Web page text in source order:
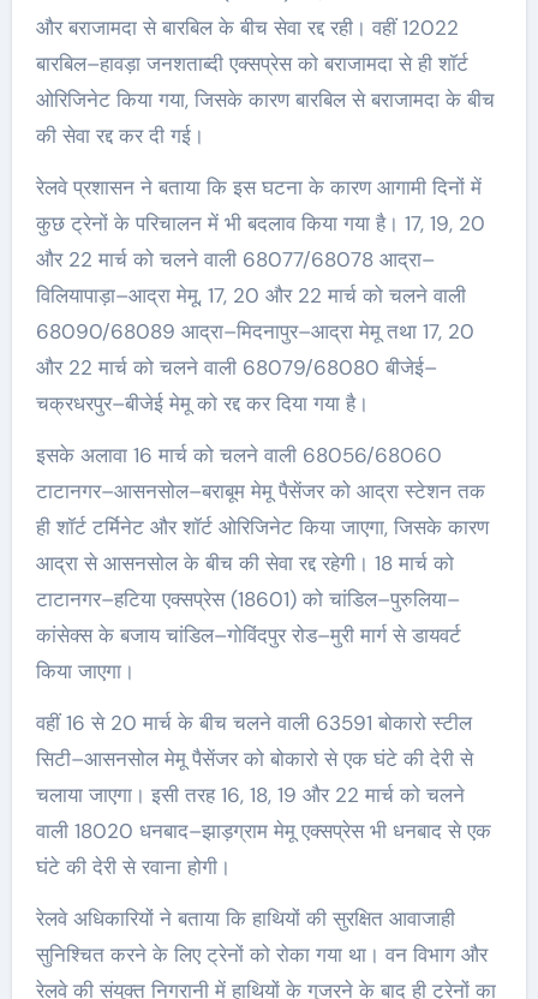
और बराजामदा से बारबिल के बीच सेवा रद्द रही। वहीं 12022
बारबिल–हावड़ा जनशताब्दी एक्सप्रेस को बराजामदा से ही शॉर्ट
ओरिजिनेट किया गया, जिसके कारण बारबिल से बराजामदा के बीच
की सेवा रद्द कर दी गई।
रेलवे प्रशासन ने बताया कि इस घटना के कारण आगामी दिनों में
कुछ ट्रेनों के परिचालन में भी बदलाव किया गया है। 17, 19, 20
और 22 मार्च को चलने वाली 68077/68078 आद्रा–
विलियापाड़ा–आद्रा मेमू, 17, 20 और 22 मार्च को चलने वाली
68090/68089 आद्रा–मिदनापुर–आद्रा मेमू तथा 17, 20
और 22 मार्च को चलने वाली 68079/68080 बीजेई–
चक्रधरपुर–बीजेई मेमू को रद्द कर दिया गया है।
इसके अलावा 16 मार्च को चलने वाली 68056/68060
टाटानगर–आसनसोल–बराबूम मेमू पैसेंजर को आद्रा स्टेशन तक
ही शॉर्ट टर्मिनेट और शॉर्ट ओरिजिनेट किया जाएगा, जिसके कारण
आद्रा से आसनसोल के बीच की सेवा रद्द रहेगी। 18 मार्च को
टाटानगर–हटिया एक्सप्रेस (18601) को चांडिल–पुरुलिया–
कांसेक्स के बजाय चांडिल–गोविंदपुर रोड–मुरी मार्ग से डायवर्ट
किया जाएगा।
वहीं 16 से 20 मार्च के बीच चलने वाली 63591 बोकारो स्टील
सिटी–आसनसोल मेमू पैसेंजर को बोकारो से एक घंटे की देरी से
चलाया जाएगा। इसी तरह 16, 18, 19 और 22 मार्च को चलने
वाली 18020 धनबाद–झाड़ग्राम मेमू एक्सप्रेस भी धनबाद से एक
घंटे की देरी से रवाना होगी।
रेलवे अधिकारियों ने बताया कि हाथियों की सुरक्षित आवाजाही
सुनिश्चित करने के लिए ट्रेनों को रोका गया था। वन विभाग और
रेलवे की संयुक्त निगरानी में हाथियों के गुजरने के बाद ही ट्रेनों का